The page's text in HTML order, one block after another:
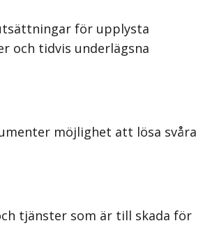
för upplysta
och tidvis underlägsna
möjlighet att lösa svåra
tjänster som är till skada för